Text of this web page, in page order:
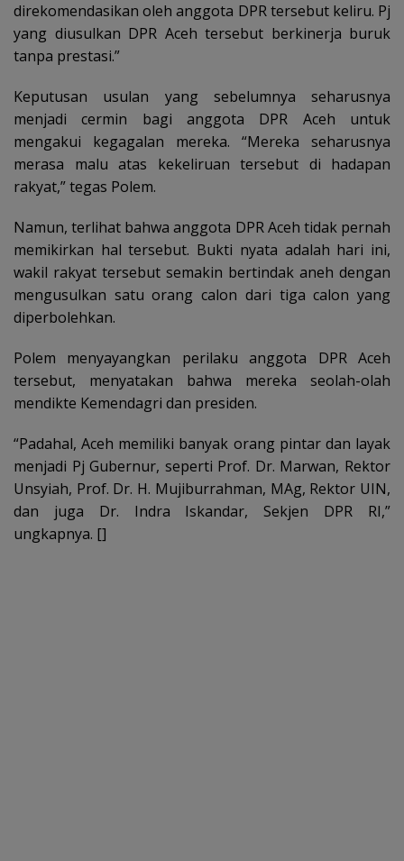
direkomendasikan oleh anggota DPR tersebut keliru. Pj
yang diusulkan DPR Aceh tersebut berkinerja buruk
tanpa prestasi.”
Keputusan usulan yang sebelumnya seharusnya
menjadi cermin bagi anggota DPR Aceh untuk
mengakui kegagalan mereka. “Mereka seharusnya
merasa malu atas kekeliruan tersebut di hadapan
rakyat,” tegas Polem.
Namun, terlihat bahwa anggota DPR Aceh tidak pernah
memikirkan hal tersebut. Bukti nyata adalah hari ini,
wakil rakyat tersebut semakin bertindak aneh dengan
mengusulkan satu orang calon dari tiga calon yang
diperbolehkan.
Polem menyayangkan perilaku anggota DPR Aceh
tersebut, menyatakan bahwa mereka seolah-olah
mendikte Kemendagri dan presiden.
“Padahal, Aceh memiliki banyak orang pintar dan layak
menjadi Pj Gubernur, seperti Prof. Dr. Marwan, Rektor
Unsyiah, Prof. Dr. H. Mujiburrahman, MAg, Rektor UIN,
dan juga Dr. Indra Iskandar, Sekjen DPR RI,”
ungkapnya. []